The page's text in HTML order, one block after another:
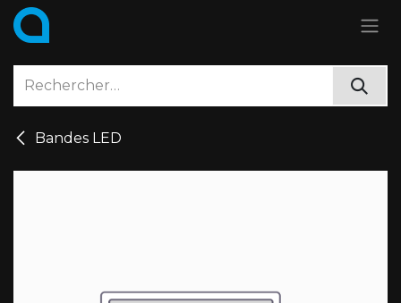
Se rendre au contenu
Bandes LED